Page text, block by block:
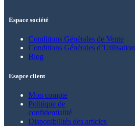
Espace société
Conditions Générales de Vente
Conditions Générales d’Utilisation
Blog
Esapce client
Mon compte
Politique de
confidentialité
Disponibilités des articles